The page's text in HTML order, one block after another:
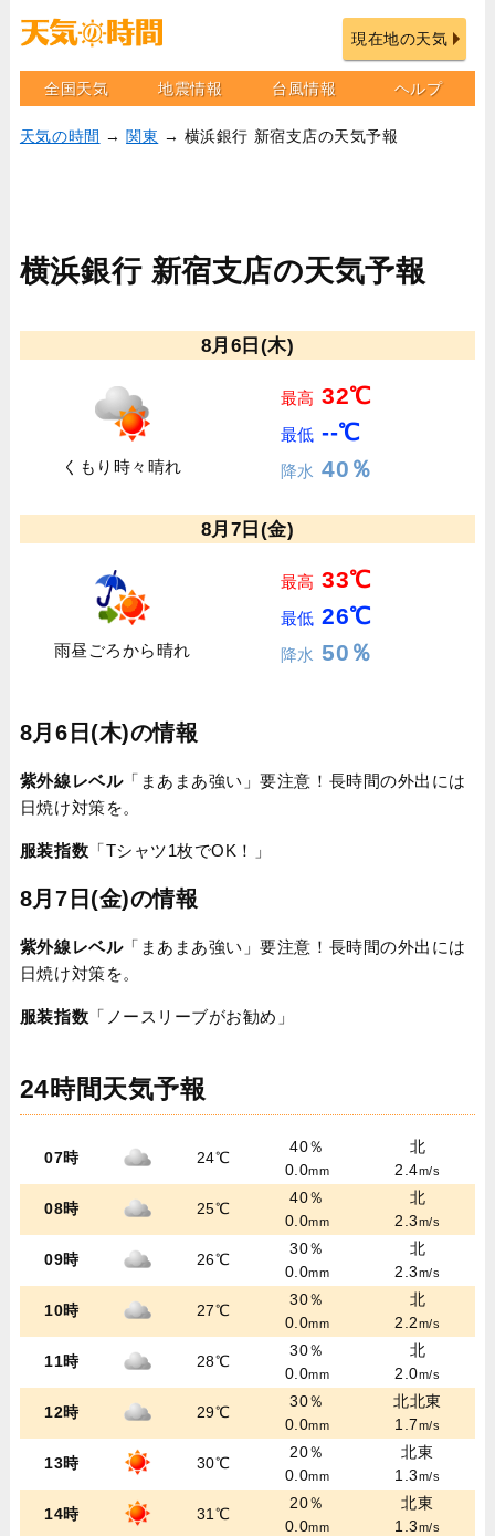
現在地の天気
全国天気 地震情報 台風情報 ヘルプ
天気の時間 → 関東 → 横浜銀行 新宿支店の天気予報
横浜銀行 新宿支店の天気予報
8月6日(木)
くもり時々晴れ
最高 32℃
最低 --℃
降水 40％
8月7日(金)
雨昼ごろから晴れ
最高 33℃
最低 26℃
降水 50％
8月6日(木)の情報
紫外線レベル「まあまあ強い」要注意！長時間の外出には
日焼け対策を。
服装指数 「Tシャツ1枚でOK！」
8月7日(金)の情報
紫外線レベル「まあまあ強い」要注意！長時間の外出には
日焼け対策を。
服装指数 「ノースリーブがお勧め」
24時間天気予報
07時 24℃
40％
0.0mm
北
2.4m/s
08時 25℃
40％
0.0mm
北
2.3m/s
09時 26℃
30％
0.0mm
北
2.3m/s
10時 27℃
30％
0.0mm
北
2.2m/s
11時 28℃
30％
0.0mm
北
2.0m/s
12時 29℃
30％
0.0mm
北北東
1.7m/s
13時 30℃
20％
0.0mm
北東
1.3m/s
14時 31℃
20％
0.0mm
北東
1.3m/s